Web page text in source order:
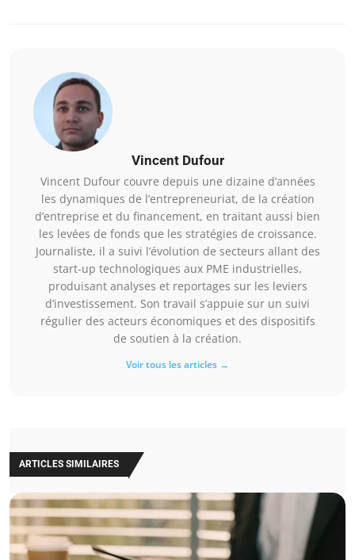
Vincent Dufour
Vincent Dufour couvre depuis une dizaine d’années
les dynamiques de l’entrepreneuriat, de la création
d’entreprise et du financement, en traitant aussi bien
les levées de fonds que les stratégies de croissance.
Journaliste, il a suivi l’évolution de secteurs allant des
start-up technologiques aux PME industrielles,
produisant analyses et reportages sur les leviers
d’investissement. Son travail s’appuie sur un suivi
régulier des acteurs économiques et des dispositifs
de soutien à la création.
Voir tous les articles →
ARTICLES SIMILAIRES